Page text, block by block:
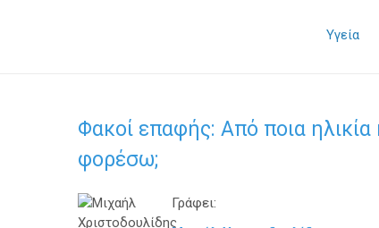
Υγεία
Φακοί επαφής: Aπό ποια ηλικία
φορέσω;
Γράφει: